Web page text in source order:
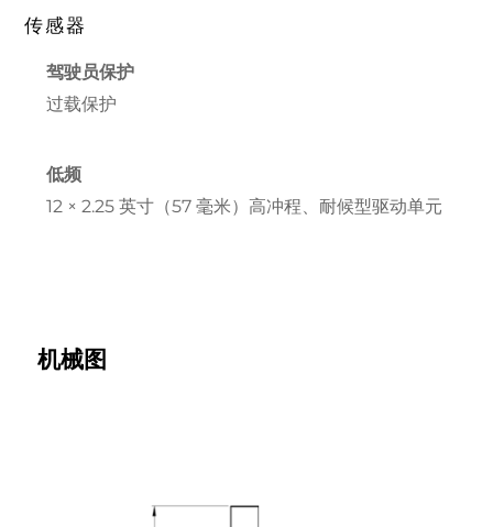
传感器
驾驶员保护
过载保护
低频
12 × 2.25 英寸（57 毫米）高冲程、耐候型驱动单元
机械图